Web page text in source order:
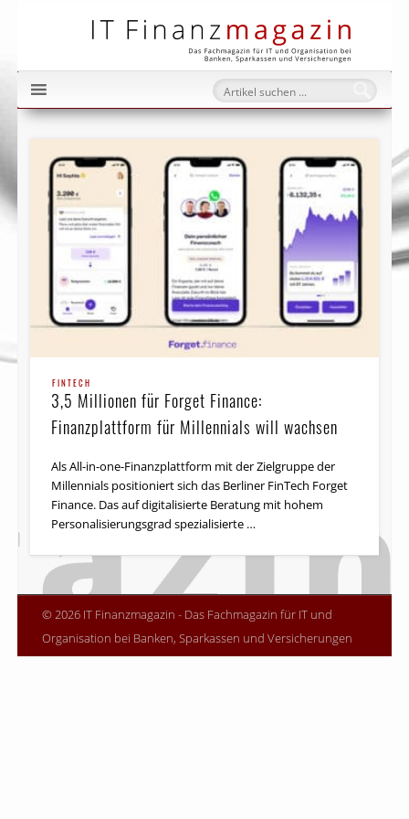
FINTECH
3,5 Millionen für Forget Finance:
Finanzplattform für Millennials will wachsen
Als All-in-one-Finanzplattform mit der Zielgruppe der
Millennials positioniert sich das Berliner FinTech Forget
Finance. Das auf digitalisierte Beratung mit hohem
Personalisierungsgrad spezialisierte …
© 2026 IT Finanzmagazin - Das Fachmagazin für IT und
Organisation bei Banken, Sparkassen und Versicherungen